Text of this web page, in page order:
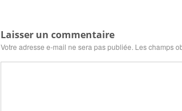
Laisser un commentaire
Votre adresse e-mail ne sera pas publiée. Les champs